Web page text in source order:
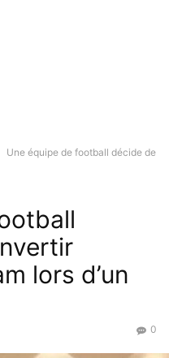
Une équipe de football décide de
lors d’un
0